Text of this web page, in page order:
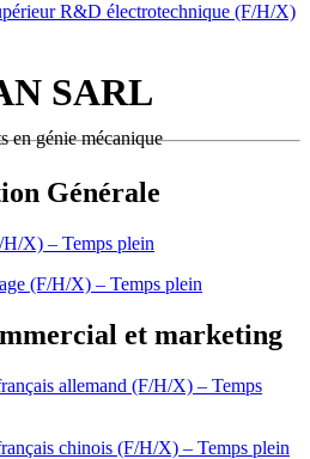
R&D électrotechnique (F/H/X)
SARL
en génie mécanique
Générale
X) – Temps plein
(F/H/X) – Temps plein
et marketing
allemand (F/H/X) – Temps
chinois (F/H/X) – Temps plein